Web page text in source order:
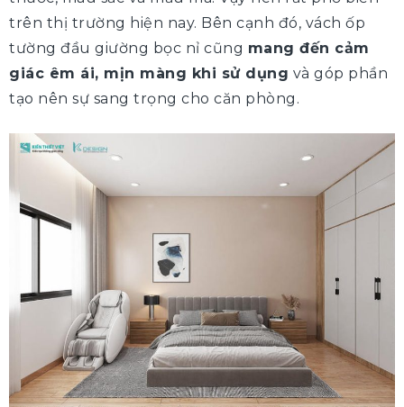
trên thị trường hiện nay. Bên cạnh đó, vách ốp
tường đầu giường bọc nỉ cũng mang đến cảm
giác êm ái, mịn màng khi sử dụng và góp phần
tạo nên sự sang trọng cho căn phòng.